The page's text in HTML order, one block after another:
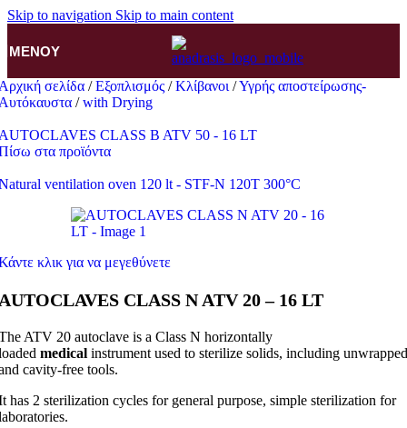
Skip to navigation Skip to main content
ΜΕΝΟΎ
σελίδα / Εξοπλισμός / Κλίβανοι /Υγρής αποστείρωσης-
/ with Drying
CLASS B ATV 50 - 16 LT
στα προϊόντα
ventilation oven 120 lt - STF-N 120T 300°C
κλικ για να μεγεθύνετε
CLASS N ATV 20 – 16 LT
ATV 20 autoclave is a Class N horizontally
medical instrument used to sterilize solids, including unwrapped
cavity-free tools.
has 2 sterilization cycles for general purpose, simple sterilization for